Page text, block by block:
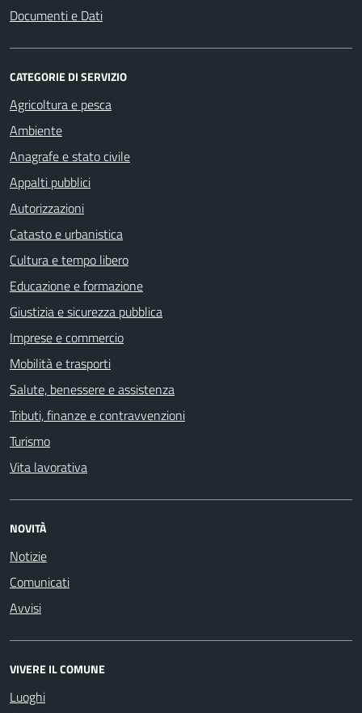
Documenti e Dati
CATEGORIE DI SERVIZIO
Agricoltura e pesca
Ambiente
Anagrafe e stato civile
Appalti pubblici
Autorizzazioni
Catasto e urbanistica
Cultura e tempo libero
Educazione e formazione
Giustizia e sicurezza pubblica
Imprese e commercio
Mobilità e trasporti
Salute, benessere e assistenza
Tributi, finanze e contravvenzioni
Turismo
Vita lavorativa
NOVITÀ
Notizie
Comunicati
Avvisi
VIVERE IL COMUNE
Luoghi